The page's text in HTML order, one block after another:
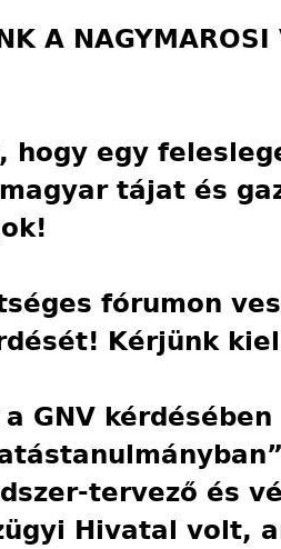
A
hogy egy
tájat és
fórumon
Kérjünk
GNV
tervező és
Hivatal volt,